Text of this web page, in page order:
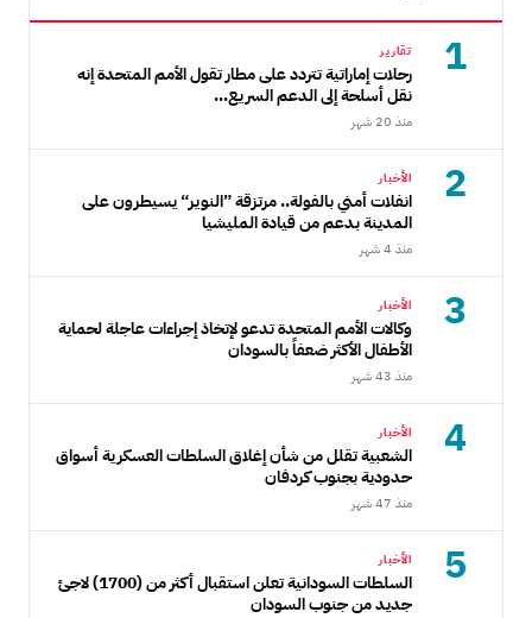
1 تقارير
رحلات إماراتية تتردد على مطار تقول الأمم المتحدة إنه
نقل أسلحة إلى الدعم السريع...
منذ 20 شهر
2 الأخبار
انفلات أمني بالفولة.. مرتزقة ”النوير“ يسيطرون على
المدينة بدعم من قيادة المليشيا
منذ 4 شهر
3 الأخبار
وكالات الأمم المتحدة تدعو لإتخاذ إجراءات عاجلة لحماية
الأطفال الأكثر ضعفاً بالسودان
منذ 43 شهر
4 الأخبار
الشعبية تقلل من شأن إغلاق السلطات العسكرية أسواق
حدودية بجنوب كردفان
منذ 47 شهر
5 الأخبار
السلطات السودانية تعلن استقبال أكثر من (1700) لاجئ
جديد من جنوب السودان